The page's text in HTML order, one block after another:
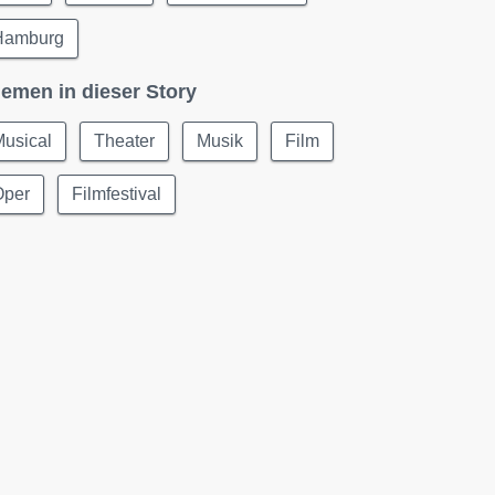
in dieser Story
Theater Musik Film
Filmfestival